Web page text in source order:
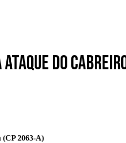
do
(CP 2063-A)